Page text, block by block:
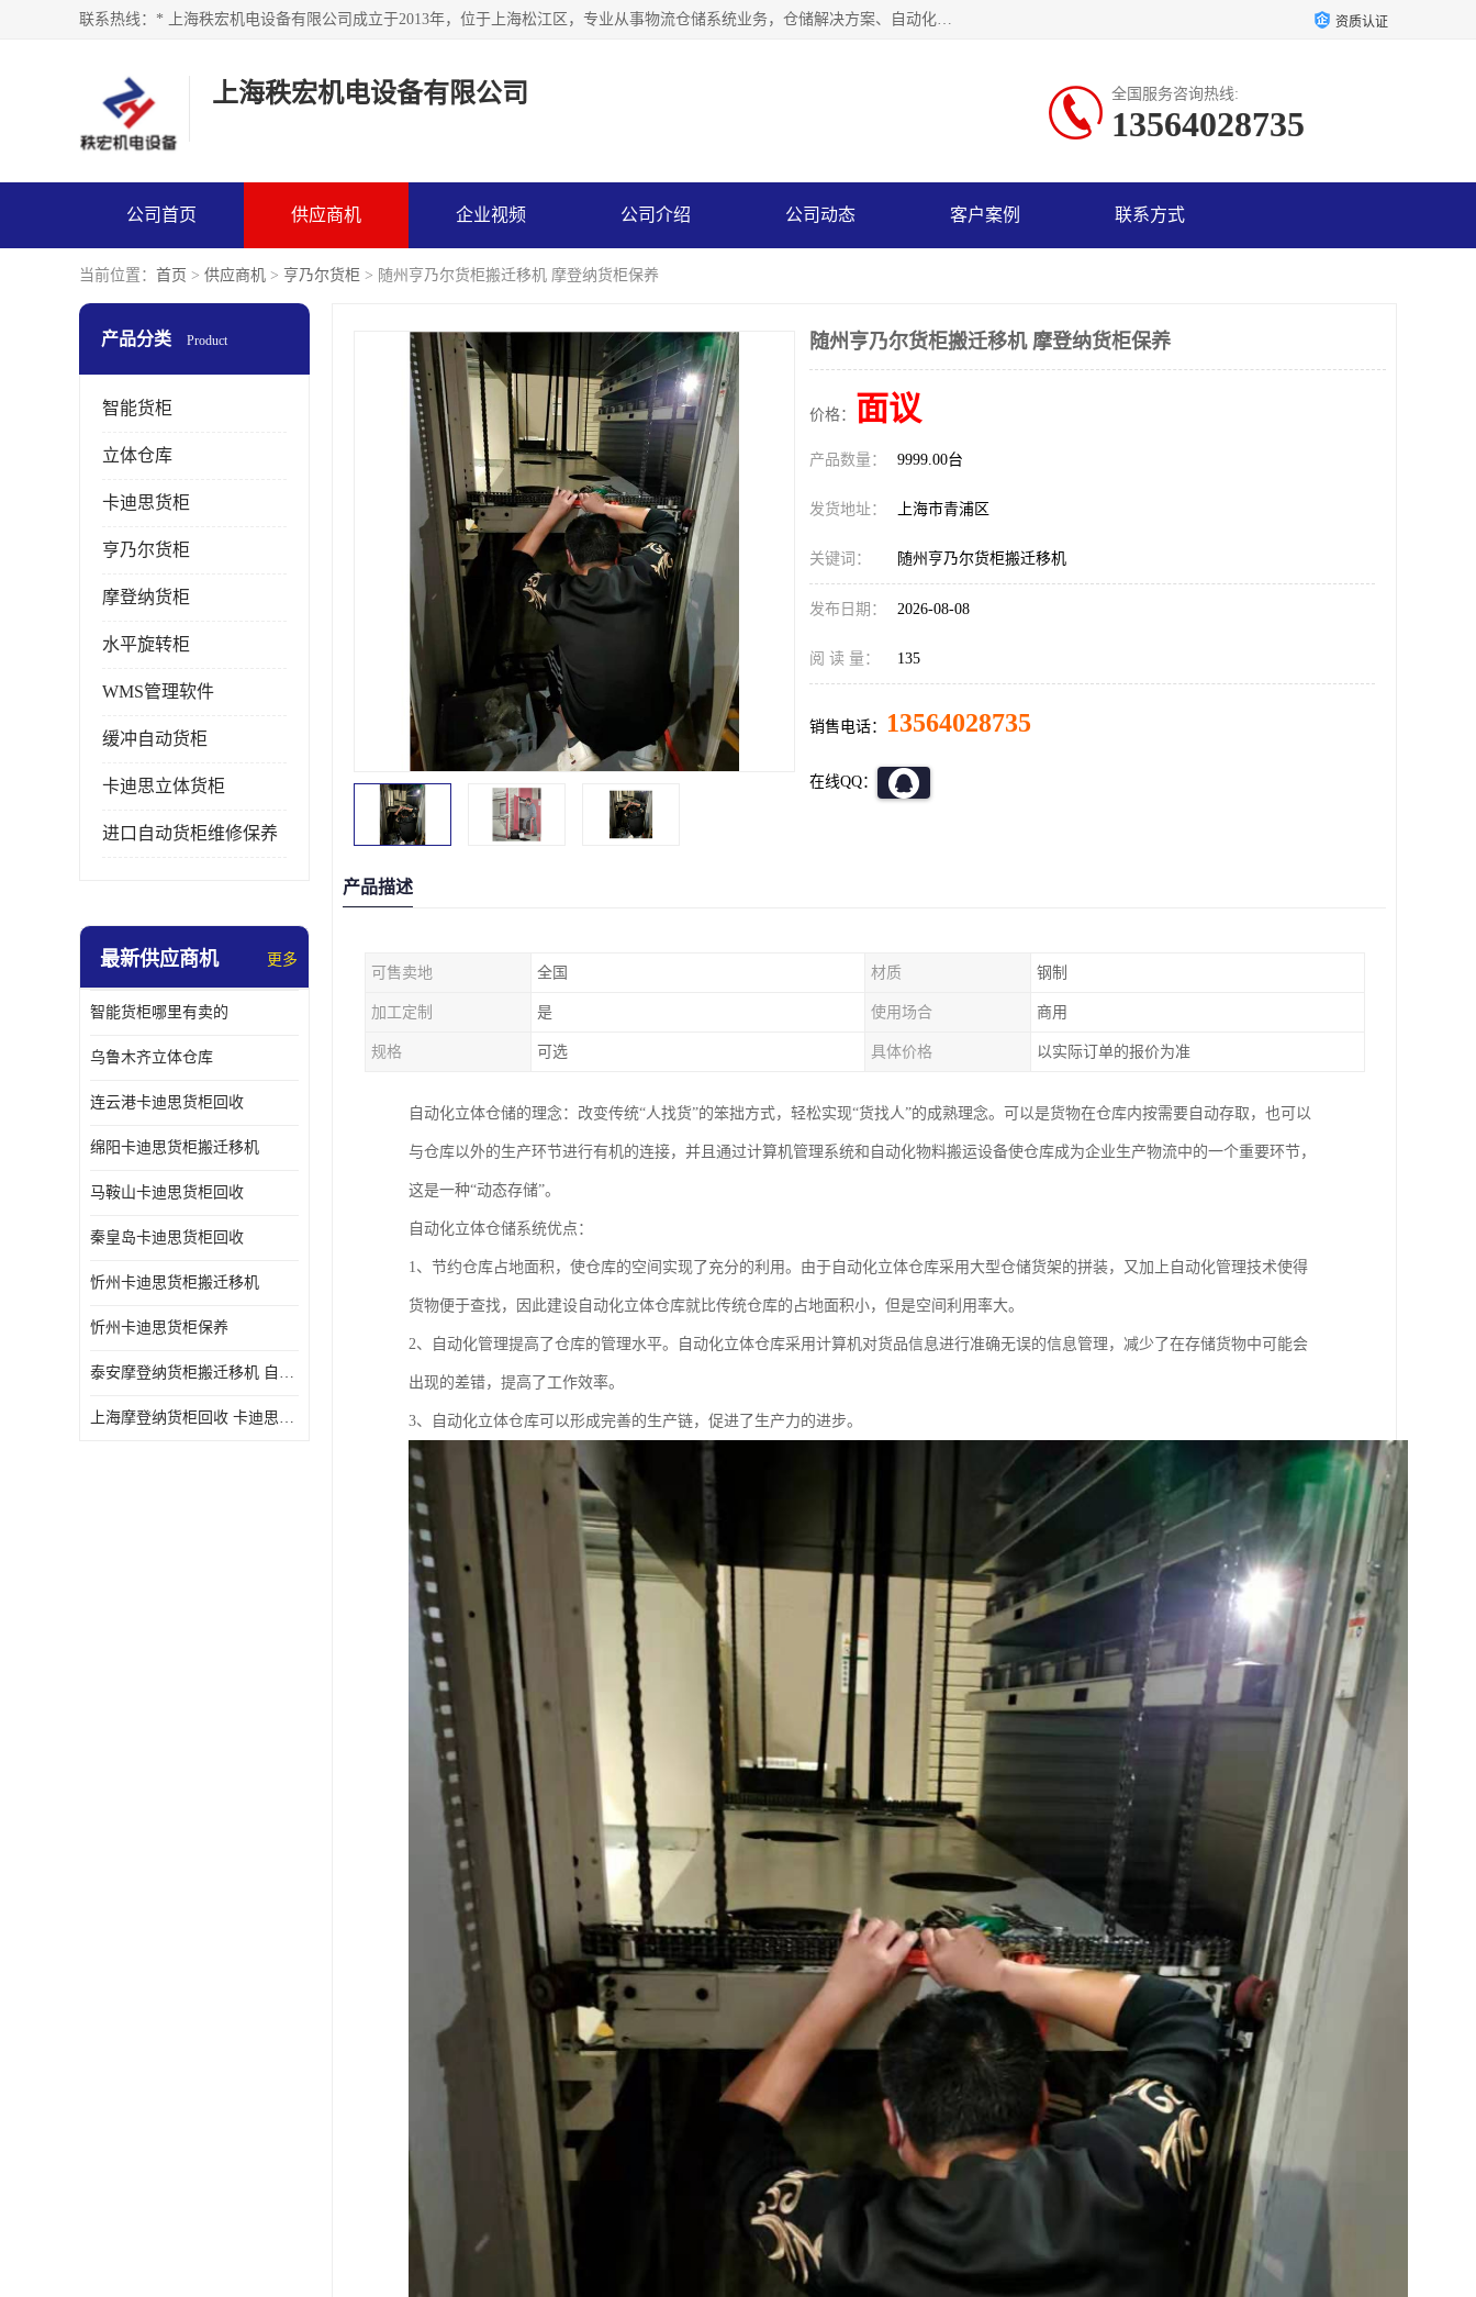
联系热线：* 上海秩宏机电设备有限公司成立于2013年，位于上海松江区，专业从事物流仓储系统业务，仓储解决方案、自动化仓储设备、自动货柜、立体货柜等。 资质认证
上海秩宏机电设备有限公司 全国服务咨询热线:
13564028735
公司首页 供应商机 企业视频 公司介绍 公司动态 客户案例 联系方式
当前位置： 首页 > 供应商机 > 亨乃尔货柜 > 随州亨乃尔货柜搬迁移机 摩登纳货柜保养
产品分类 Product
智能货柜
立体仓库
卡迪思货柜
亨乃尔货柜
摩登纳货柜
水平旋转柜
WMS管理软件
缓冲自动货柜
卡迪思立体货柜
进口自动货柜维修保养
最新供应商机 更多
智能货柜哪里有卖的
乌鲁木齐立体仓库
连云港卡迪思货柜回收
绵阳卡迪思货柜搬迁移机
马鞍山卡迪思货柜回收
秦皇岛卡迪思货柜回收
忻州卡迪思货柜搬迁移机
忻州卡迪思货柜保养
泰安摩登纳货柜搬迁移机 自动立体仓储货柜回收
上海摩登纳货柜回收 卡迪思货柜回收
随州亨乃尔货柜搬迁移机 摩登纳货柜保养
价格： 面议
产品数量： 9999.00台
发货地址： 上海市青浦区
关键词： 随州亨乃尔货柜搬迁移机
发布日期： 2026-08-08
阅 读 量： 135
销售电话： 13564028735
在线QQ：
产品描述
可售卖地 全国 材质 钢制
加工定制 是 使用场合 商用
规格 可选 具体价格 以实际订单的报价为准
自动化立体仓储的理念：改变传统“人找货”的笨拙方式，轻松实现“货找人”的成熟理念。可以是货物在仓库内按需要自动存取，也可以
与仓库以外的生产环节进行有机的连接，并且通过计算机管理系统和自动化物料搬运设备使仓库成为企业生产物流中的一个重要环节，
这是一种“动态存储”。
自动化立体仓储系统优点：
1、节约仓库占地面积，使仓库的空间实现了充分的利用。由于自动化立体仓库采用大型仓储货架的拼装，又加上自动化管理技术使得
货物便于查找，因此建设自动化立体仓库就比传统仓库的占地面积小，但是空间利用率大。
2、自动化管理提高了仓库的管理水平。自动化立体仓库采用计算机对货品信息进行准确无误的信息管理，减少了在存储货物中可能会
出现的差错，提高了工作效率。
3、自动化立体仓库可以形成完善的生产链，促进了生产力的进步。